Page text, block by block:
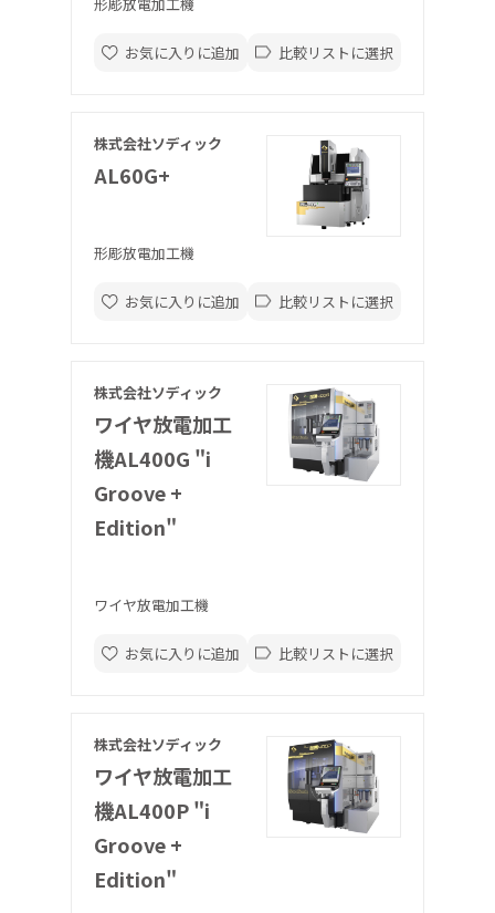
形彫放電加工機
お気に入りに追加 比較リストに選択
株式会社ソディック
AL60G+
形彫放電加工機
お気に入りに追加 比較リストに選択
株式会社ソディック
ワイヤ放電加工
機AL400G "i
Groove +
Edition"
ワイヤ放電加工機
お気に入りに追加 比較リストに選択
株式会社ソディック
ワイヤ放電加工
機AL400P "i
Groove +
Edition"